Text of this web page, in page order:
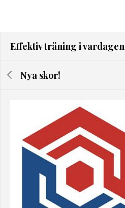
Effektiv träning i vardagen
Nya skor!